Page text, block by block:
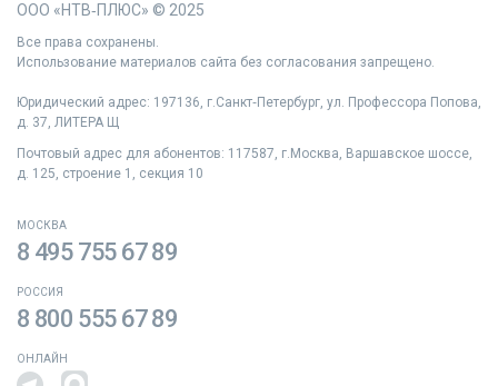
ООО «НТВ‑ПЛЮС» © 2025
Все права сохранены.
Использование материалов сайта без согласования запрещено.
Юридический адрес: 197136, г.Санкт‑Петербург, ул. Профессора Попова,
д. 37, ЛИТЕРА Щ
Почтовый адрес для абонентов: 117587, г.Москва, Варшавское шоссе,
д. 125, строение 1, секция 10
МОСКВА
8 495 755 67 89
РОССИЯ
8 800 555 67 89
ОНЛАЙН